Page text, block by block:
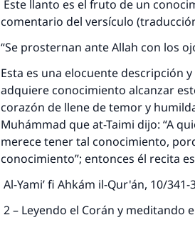
Este llanto es el fruto de un
comentario del versículo
“Se prosternan ante Allah con los
Esta es una elocuente descripción
adquiere conocimiento alcanzar
corazón de llene de temor y
Muhámmad que at-Taimi dijo: “A
merece tener tal conocimiento,
conocimiento”; entonces él recita
Al-Yami’ fi Ahkám il-Qur'án, 10/341-
2 – Leyendo el Corán y meditando